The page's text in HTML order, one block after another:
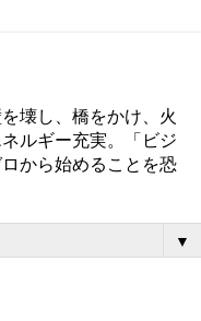
壊し、橋をかけ、火
ルギー充実。「ビジ
から始めることを恐
▼